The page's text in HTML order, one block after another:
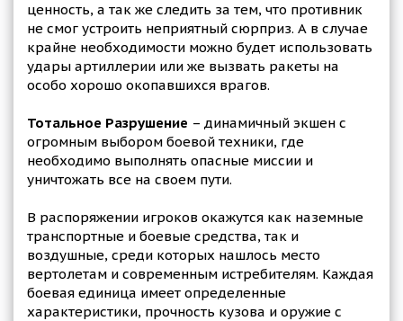
ценность, а так же следить за тем, что противник
не смог устроить неприятный сюрприз. А в случае
крайне необходимости можно будет использовать
удары артиллерии или же вызвать ракеты на
особо хорошо окопавшихся врагов.
Тотальное Разрушение – динамичный экшен с
огромным выбором боевой техники, где
необходимо выполнять опасные миссии и
уничтожать все на своем пути.
В распоряжении игроков окажутся как наземные
транспортные и боевые средства, так и
воздушные, среди которых нашлось место
вертолетам и современным истребителям. Каждая
боевая единица имеет определенные
характеристики, прочность кузова и оружие с